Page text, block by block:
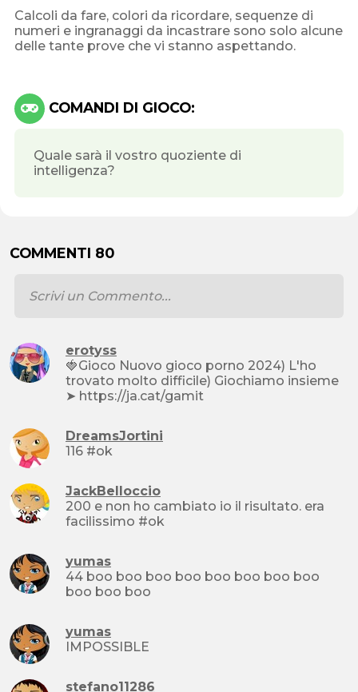
Calcoli da fare, colori da ricordare, sequenze di
numeri e ingranaggi da incastrare sono solo alcune
delle tante prove che vi stanno aspettando.
COMANDI DI GIOCO:
Quale sarà il vostro quoziente di
intelligenza?
COMMENTI 80
erotyss
🍓Gioco Nuovo gioco porno 2024) L'ho
trovato molto difficile) Giochiamo insieme
➤ https://ja.cat/gamit
DreamsJortini
116 #ok
JackBelloccio
200 e non ho cambiato io il risultato. era
facilissimo #ok
yumas
44 boo boo boo boo boo boo boo boo
boo boo boo
yumas
IMPOSSIBLE
stefano11286